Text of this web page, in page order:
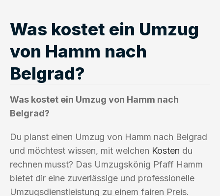
Was kostet ein Umzug
von Hamm nach
Belgrad?
Was kostet ein Umzug von Hamm nach
Belgrad?
Du planst einen Umzug von Hamm nach Belgrad
und möchtest wissen, mit welchen Kosten du
rechnen musst? Das Umzugskönig Pfaff Hamm
bietet dir eine zuverlässige und professionelle
Umzugsdienstleistung zu einem fairen Preis.